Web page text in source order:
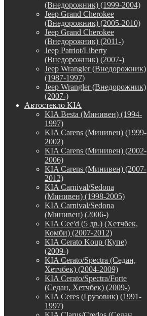
(Внедорожник) (1999-2004)
Jeep Grand Cherokee
(Внедорожник) (2005-2010)
Jeep Grand Cherokee
(Внедорожник) (2011-)
Jeep Patriot/Liberty
(Внедорожник) (2007-)
Jeep Wrangler (Внедорожник)
(1987-1997)
Jeep Wrangler (Внедорожник)
(2007-)
Автостекло KIA
KIA Besta (Минивен) (1994-
1997)
KIA Carens (Минивен) (1999-
2002)
KIA Carens (Минивен) (2002-
2006)
KIA Carens (Минивен) (2007-
2012)
KIA Carnival/Sedona
(Минивен) (1998-2005)
KIA Carnival/Sedona
(Минивен) (2006-)
KIA Cee'd (5 дв.) (Хетчбек,
Комби) (2007-2012)
KIA Cerato Koup (Купе)
(2009-)
KIA Cerato/Spectra (Седан,
Хетчбек) (2004-2009)
KIA Cerato/Spectra/Forte
(Седан, Хетчбек) (2009-)
KIA Ceres (Грузовик) (1991-
1997)